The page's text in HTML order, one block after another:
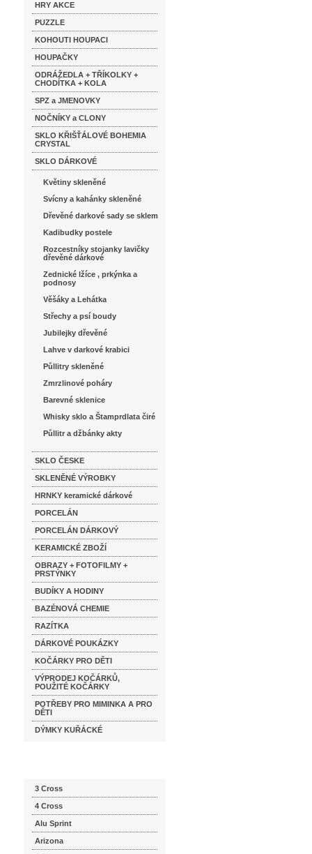
HRY AKCE
PUZZLE
KOHOUTI HOUPACI
HOUPAČKY
ODRÁŽEDLA + TŘÍKOLKY +
CHODÍTKA + KOLA
SPZ a JMENOVKY
NOČNÍKY a CLONY
SKLO KŘIŠŤÁLOVÉ BOHEMIA
CRYSTAL
SKLO DÁRKOVÉ
Květiny skleněné
Svícny a kahánky skleněné
Dřevěné darkové sady se sklem
Kadibudky postele
Rozcestníky stojanky lavičky
dřevěné dárkové
Zednické lžíce , prkýnka a
podnosy
Věšáky a Lehátka
Střechy a psí boudy
Jubilejky dřevěné
Lahve v darkové krabici
Půllitry skleněné
Zmrzlinové poháry
Barevné sklenice
Whisky sklo a Štamprdlata čiré
Půllitr a džbánky akty
SKLO ČESKE
SKLENĚNÉ VÝROBKY
HRNKY keramické dárkové
PORCELÁN
PORCELÁN DÁRKOVÝ
KERAMICKÉ ZBOŽÍ
OBRAZY + FOTOFILMY +
PRSTÝNKY
BUDÍKY A HODINY
BAZÉNOVÁ CHEMIE
RAZÍTKA
DÁRKOVÉ POUKÁZKY
KOČÁRKY PRO DĚTI
VÝPRODEJ KOČÁRKŮ,
POUŽITÉ KOČÁRKY
POTŘEBY PRO MIMINKA A PRO
DĚTI
DÝMKY KUŘÁCKÉ
3 Cross
4 Cross
Alu Sprint
Arizona